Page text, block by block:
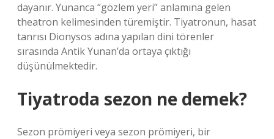
dayanır. Yunanca “gözlem yeri” anlamına gelen
theatron kelimesinden türemiştir. Tiyatronun, hasat
tanrısı Dionysos adına yapılan dini törenler
sırasında Antik Yunan’da ortaya çıktığı
düşünülmektedir.
Tiyatroda sezon ne demek?
Sezon prömiyeri veya sezon prömiyeri, bir